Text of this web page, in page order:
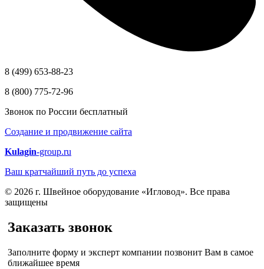
8 (499) 653-88-23
8 (800) 775-72-96
Звонок по России бесплатный
Создание и продвижение сайта
Kulagin-group.ru
Ваш кратчайший путь до успеха
© 2026 г. Швейное оборудование «Игловод». Все права
защищены
Заказать звонок
Заполните форму и эксперт компании позвонит Вам в самое
ближайшее время